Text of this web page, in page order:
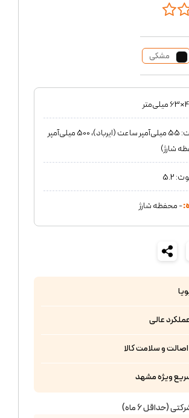
مشکی
ظرفیت: 55 میلی‌آمپر ساعت (ایرباد)، 500 میلی‌آمپر
شارژ)
5.2
- محفظه شارژ
عالی
و سلامت کالا
ویژه مشهد
(حداقل 6 ماه)